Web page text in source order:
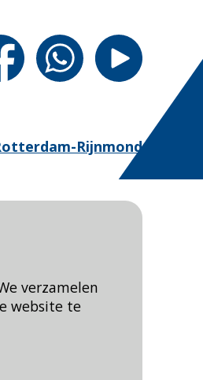
verzamelen
website te
Rijnmond